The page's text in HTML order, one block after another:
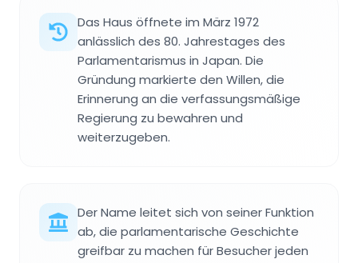
Das Haus öffnete im März 1972
anlässlich des 80. Jahrestages des
Parlamentarismus in Japan. Die
Gründung markierte den Willen, die
Erinnerung an die verfassungsmäßige
Regierung zu bewahren und
weiterzugeben.
Der Name leitet sich von seiner Funktion
ab, die parlamentarische Geschichte
greifbar zu machen für Besucher jeden